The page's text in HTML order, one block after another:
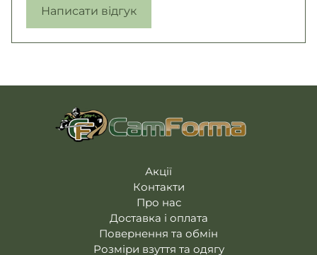
Написати відгук
Акції
Контакти
Про нас
Доставка і оплата
Повернення та обмін
Розміри взуття та одягу